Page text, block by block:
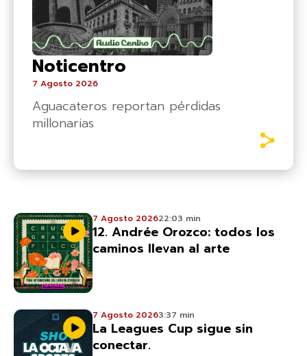
Noticentro
7 Agosto 2026
Aguacateros reportan pérdidas
millonarias
7 Agosto 202622:03 min
12. Andrée Orozco: todos los
caminos llevan al arte
7 Agosto 20263:37 min
La Leagues Cup sigue sin
conectar.